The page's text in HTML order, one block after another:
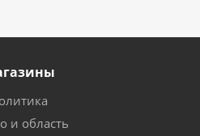
и область